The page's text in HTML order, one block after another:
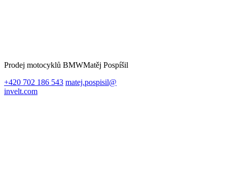
Prodej motocyklů BMWMatěj Pospíšil
+420 702 186 543 matej.pospisil@
invelt.com